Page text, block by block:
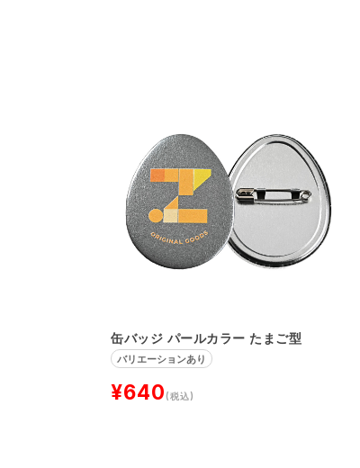
缶バッジ パールカラー たまご型
バリエーションあり
¥640(税込)